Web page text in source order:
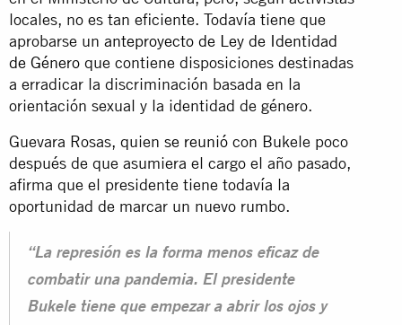
locales, no es tan eficiente. Todavía tiene que
aprobarse un anteproyecto de Ley de Identidad
de Género que contiene disposiciones destinadas
a erradicar la discriminación basada en la
orientación sexual y la identidad de género.
Guevara Rosas, quien se reunió con Bukele poco
después de que asumiera el cargo el año pasado,
afirma que el presidente tiene todavía la
oportunidad de marcar un nuevo rumbo.
“La represión es la forma menos eficaz de
combatir una pandemia. El presidente
Bukele tiene que empezar a abrir los ojos y